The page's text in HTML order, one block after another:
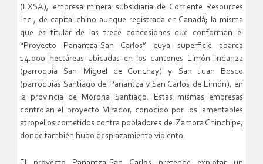
(EXSA), empresa minera subsidiaria de Corriente Resources
Inc., de capital chino aunque registrada en Canadá; la misma
que es titular de las trece concesiones que conforman el
“Proyecto Panantza-San Carlos” cuya superficie abarca
14.000 hectáreas ubicadas en los cantones Limón Indanza
(parroquia San Miguel de Conchay) y San Juan Bosco
(parroquias Santiago de Panantza y San Carlos de Limón), en
la provincia de Morona Santiago. Estas mismas empresas
controlan el proyecto Mirador, conocido por los lamentables
atropellos cometidos contra pobladores de Zamora Chinchipe,
donde también hubo desplazamiento violento.